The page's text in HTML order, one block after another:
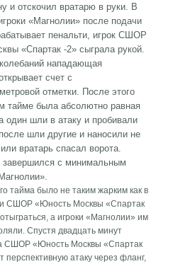
и отскочил вратарю в руки. В
«Магнолии» после подачи
пенальти, игрок СШОР
«Спартак -2» сыграла рукой.
нападающая
счет с
отметки. После этого
тайме была абсолютно равная
один шли в атаку и пробивали
шли другие и наносили не
вратарь спасал ворота.
завершился с минимальным
тайма было не таким жарким как в
СШОР «Юность Москвы «Спартак
а игроки «Магнолии» им
Спустя двадцать минут
СШОР «Юность Москвы «Спартак
перспективную атаку через фланг,